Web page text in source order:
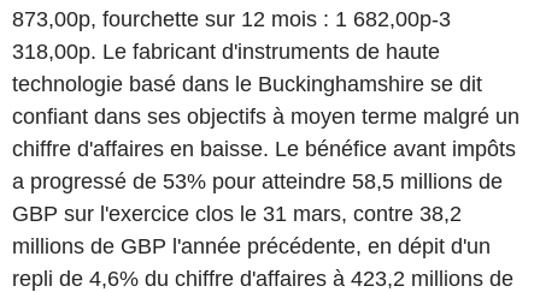
873,00p, fourchette sur 12 mois : 1 682,00p-3
318,00p. Le fabricant d'instruments de haute
technologie basé dans le Buckinghamshire se dit
confiant dans ses objectifs à moyen terme malgré un
chiffre d'affaires en baisse. Le bénéfice avant impôts
a progressé de 53% pour atteindre 58,5 millions de
GBP sur l'exercice clos le 31 mars, contre 38,2
millions de GBP l'année précédente, en dépit d'un
repli de 4,6% du chiffre d'affaires à 423,2 millions de